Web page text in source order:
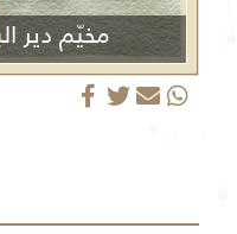
مخيّم دير